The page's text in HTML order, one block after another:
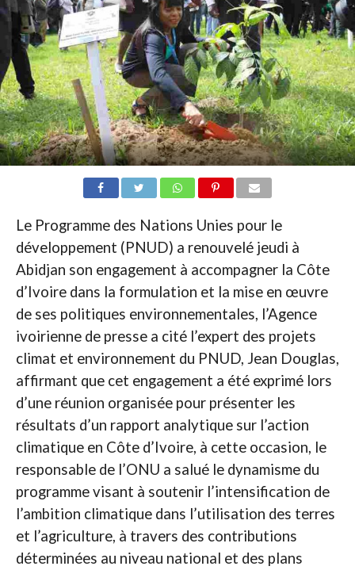
Le Programme des Nations Unies pour le
développement (PNUD) a renouvelé jeudi à
Abidjan son engagement à accompagner la Côte
d’Ivoire dans la formulation et la mise en œuvre
de ses politiques environnementales, l’Agence
ivoirienne de presse a cité l’expert des projets
climat et environnement du PNUD, Jean Douglas,
affirmant que cet engagement a été exprimé lors
d’une réunion organisée pour présenter les
résultats d’un rapport analytique sur l’action
climatique en Côte d’Ivoire, à cette occasion, le
responsable de l’ONU a salué le dynamisme du
programme visant à soutenir l’intensification de
l’ambition climatique dans l’utilisation des terres
et l’agriculture, à travers des contributions
déterminées au niveau national et des plans